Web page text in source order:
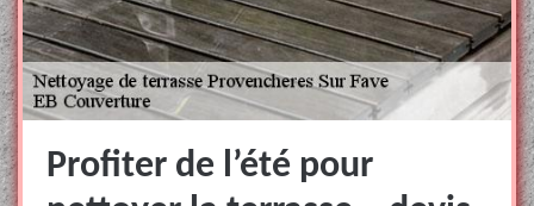
Profiter de l’été pour